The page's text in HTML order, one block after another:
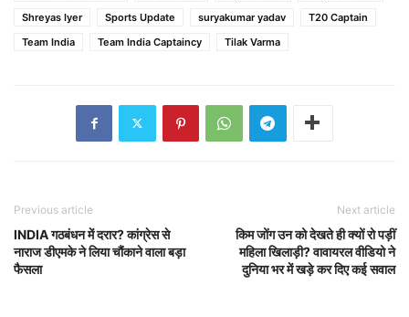
Shreyas Iyer
Sports Update suryakumar yadav
T20 Captain
Team India
Team India Captaincy Tilak Varma
Previous article
INDIA गठबंधन में दरार? कांग्रेस से
नाराज डीएमके ने लिया चौंकाने वाला बड़ा
फैसला
Next article
किम जोंग उन को देखते ही क्यों रो पड़ीं
महिला खिलाड़ी? वावायरल वीडियो ने
दुनिया भर में खड़े कर दिए कई सवाल